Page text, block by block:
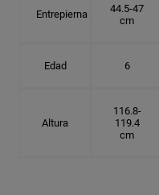
Entrepierna
44.5-47
cm
Edad 6
Altura
116.8-
119.4
cm